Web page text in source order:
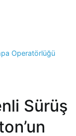
Operatörlüğü
Sürüş